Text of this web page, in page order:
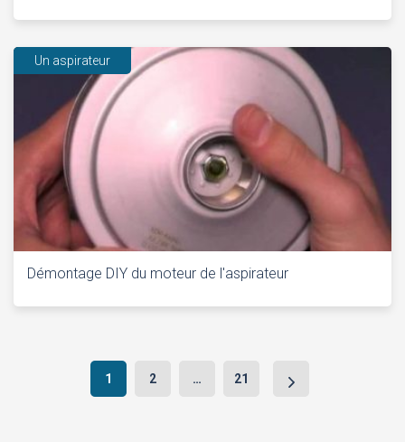
Un aspirateur
Démontage DIY du moteur de l'aspirateur
Navigation
1 2 … 21